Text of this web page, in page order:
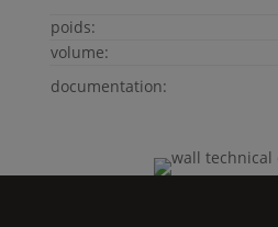
poids:
volume:
documentation: